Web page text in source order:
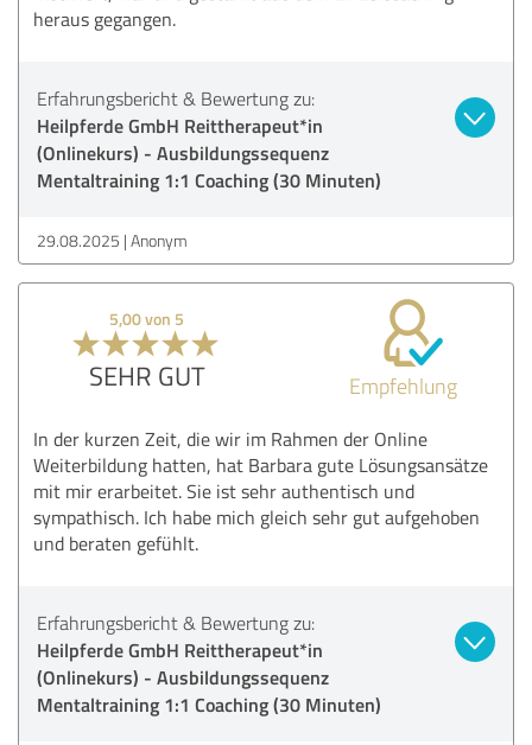
heraus gegangen.
Erfahrungsbericht & Bewertung zu:
Heilpferde GmbH Reittherapeut*in
(Onlinekurs) - Ausbildungssequenz
Mentaltraining 1:1 Coaching (30 Minuten)
29.08.2025 Anonym
5,00 von 5
SEHR GUT Empfehlung
In der kurzen Zeit, die wir im Rahmen der Online
Weiterbildung hatten, hat Barbara gute Lösungsansätze
mit mir erarbeitet. Sie ist sehr authentisch und
sympathisch. Ich habe mich gleich sehr gut aufgehoben
und beraten gefühlt.
Erfahrungsbericht & Bewertung zu:
Heilpferde GmbH Reittherapeut*in
(Onlinekurs) - Ausbildungssequenz
Mentaltraining 1:1 Coaching (30 Minuten)